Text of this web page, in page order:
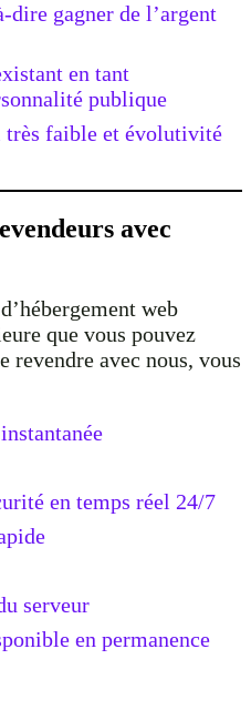
dire gagner de l’argent
en tant
publique
faible et évolutivité
avec
web
que vous pouvez
revendre avec nous, vous
en temps réel 24/7
serveur
en permanence